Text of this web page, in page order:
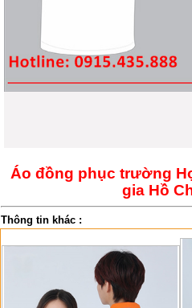
Áo đồng phục trường
gia Hồ
Thông tin khác :